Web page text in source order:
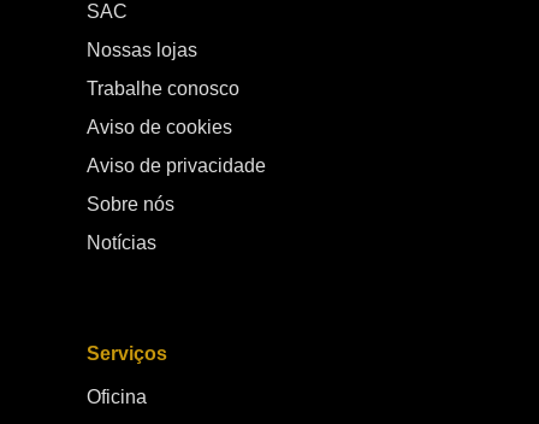
SAC
Nossas lojas
Trabalhe conosco
Aviso de cookies
Aviso de privacidade
Sobre nós
Notícias
Serviços
Oficina